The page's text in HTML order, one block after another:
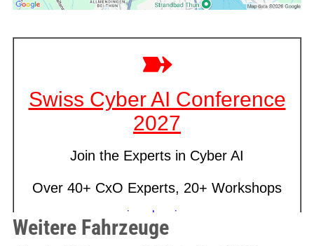
Weitere Fahrzeuge